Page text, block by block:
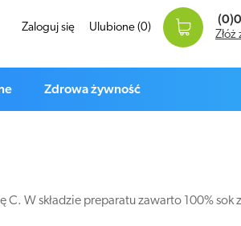
Zaloguj się Ulubione (0)
(0)
Zdrowa żywność
W składzie preparatu zawarto 100% sok